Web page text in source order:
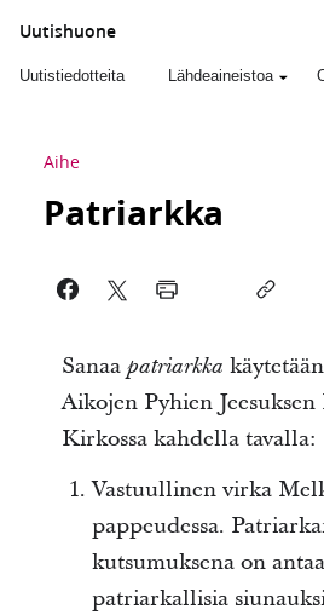
Uutishuone
Uutistiedotteita Lähdeaineistoa
Aihe
Patriarkka
Sanaa patriarkka
Aikojen Pyhien
Kirkossa kahdella tavalla:
Vastuullinen virka
pappeudessa.
kutsumuksena on
patriarkallisia